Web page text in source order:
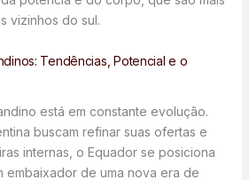
vizinhos do sul.
Tendências, Potencial e o
está em constante evolução.
buscam refinar suas ofertas e
internas, o Equador se posiciona
embaixador de uma nova era de